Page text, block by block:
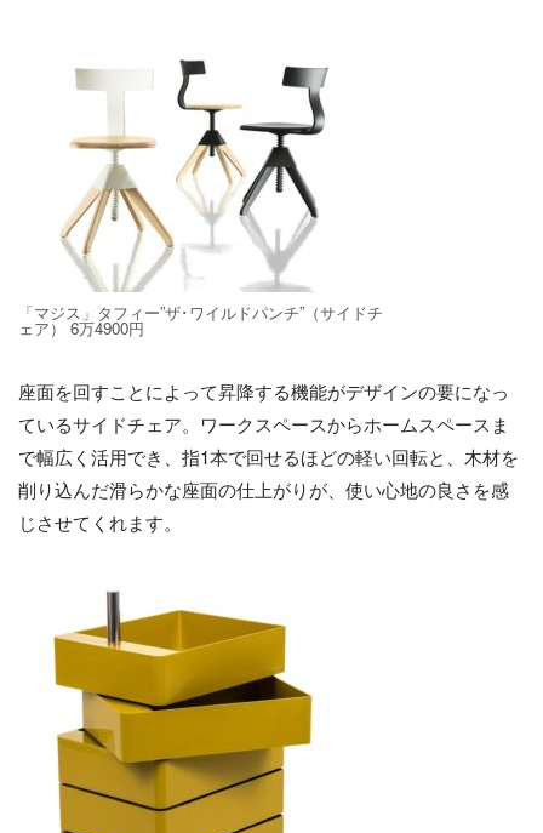
「マジス」タフィー”ザ･ワイルドパンチ”（サイドチ
ェア） 6万4900円
座面を回すことによって昇降する機能がデザインの要になっ
ているサイドチェア。ワークスペースからホームスペースま
で幅広く活用でき、指1本で回せるほどの軽い回転と、木材を
削り込んだ滑らかな座面の仕上がりが、使い心地の良さを感
じさせてくれます。